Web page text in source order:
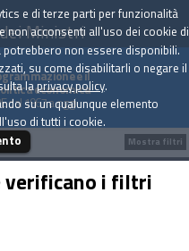
Ministri
e il
economica
dal 1967 a oggi
verificano i filtri
Mostra filtri
e di terze parti per funzionalità
non acconsenti all'uso dei cookie di
non essere disponibili.
su come disabilitarli o negare il
laprivacy policy.
su un qualunque elemento
di tutti i cookie.